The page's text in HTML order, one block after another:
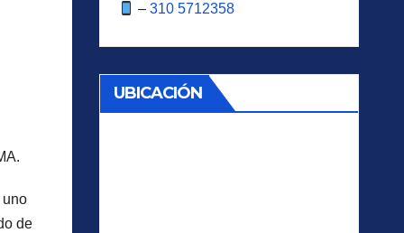
uno
de
– 310 5712358
UBICACIÓN